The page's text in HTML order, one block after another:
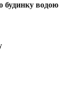
будинку водою